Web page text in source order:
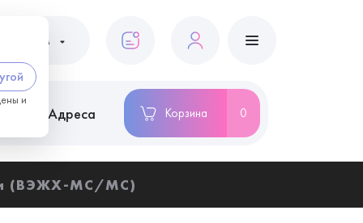
и
Адреса Корзина 0
(ВЭЖХ-МС/МС)